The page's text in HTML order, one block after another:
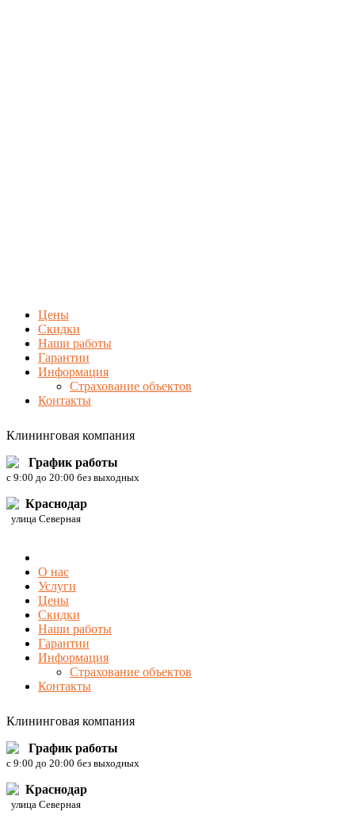
Цены
Скидки
Наши работы
Гарантии
Информация
Страхование объектов
Контакты
Клининговая компания
График работы
c 9:00 до 20:00 без выходных
Краснодар
улица Северная
О нас
Услуги
Цены
Скидки
Наши работы
Гарантии
Информация
Страхование объектов
Контакты
Клининговая компания
График работы
c 9:00 до 20:00 без выходных
Краснодар
улица Северная